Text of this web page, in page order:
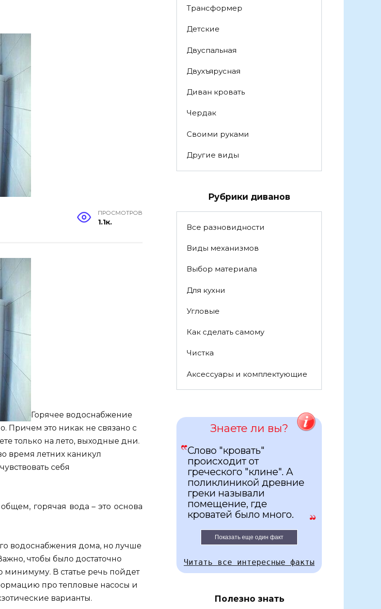
ПРОСМОТРОВ
1.1к.
Горячее водоснабжение
Причем это никак не связано с
только на лето, выходные дни.
время летних каникул
себя
горячая вода – это основа
водоснабжения дома, но лучше
чтобы было достаточно
минимуму. В статье речь пойдет
про тепловые насосы и
варианты.
Трансформер
Детские
Двуспальная
Двухъярусная
Диван кровать
Чердак
Своими руками
Другие виды
Рубрики диванов
Все разновидности
Виды механизмов
Выбор материала
Для кухни
Угловые
Как сделать самому
Чистка
Аксессуары и комплектующие
Знаете ли вы?
Слово "кровать"
происходит от
греческого "клине". А
поликлиникой древние
греки называли
помещение, где
кроватей было много.
Показать еще один факт
Читать все интересные факты
Полезно знать